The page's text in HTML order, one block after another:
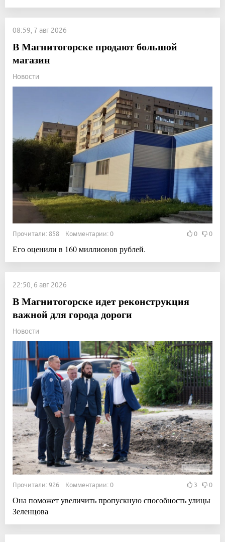
08:59, 7 авг 2026
В Магнитогорске продают большой
магазин
Новости
Прочитали: 858 Комментарии: 0 0 0
Его оценили в 160 миллионов рублей.
22:50, 6 авг 2026
В Магнитогорске идет реконструкция
важной для города дороги
Новости
Прочитали: 926 Комментарии: 0 3 0
Она поможет увеличить пропускную способность улицы
Зеленцова